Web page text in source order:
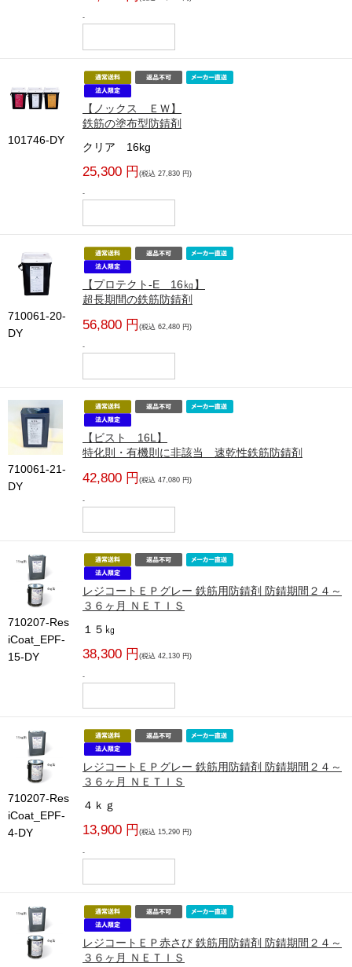
-
101746-DY
【ノックス ＥＷ】
鉄筋の塗布型防錆剤
クリア 16kg
25,300 円 (税込 27,830 円)
-
710061-20-
DY
【プロテクト-E 16㎏】
超長期間の鉄筋防錆剤
56,800 円 (税込 62,480 円)
-
710061-21-
DY
【ビスト 16L】
特化則・有機則に非該当 速乾性鉄筋防錆剤
42,800 円 (税込 47,080 円)
-
710207-Res
iCoat_EPF-
15-DY
レジコートＥＰグレー 鉄筋用防錆剤 防錆期間２４～
３６ヶ月 ＮＥＴＩＳ
１５㎏
38,300 円 (税込 42,130 円)
-
710207-Res
iCoat_EPF-
4-DY
レジコートＥＰグレー 鉄筋用防錆剤 防錆期間２４～
３６ヶ月 ＮＥＴＩＳ
４ｋｇ
13,900 円 (税込 15,290 円)
-
レジコートＥＰ赤さび 鉄筋用防錆剤 防錆期間２４～
３６ヶ月 ＮＥＴＩＳ